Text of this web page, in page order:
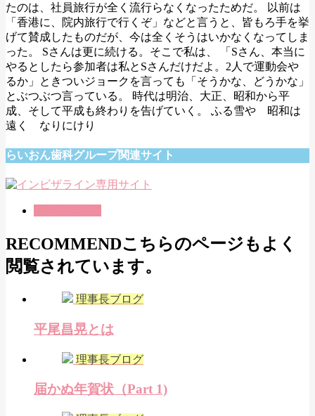
たのは、社員旅行が全く流行らなくなったためだ。 以前は
「香港に、院内旅行で行くぞ」などと言うと、皆もろ手を挙
げて賛成したものだが、今は全くそうはいかなくなってしま
った。 Sさんは更に続ける。そこで私は、 「Sさん、本当に
やるとしたら参加者は私とSさんだけだよ。2人で運動会や
るか」ときついジョークを言っても「そうかな、どうかな」
とぶつぶつ言っている。 時代は明治、大正、昭和から平
成、そして平成も終わりを告げていく。 ふる雪や 昭和は
遠く なりにけり
らいおん歯科グループ関連サイト
RECOMMENDこちらのページもよく
閲覧されています。
理事長ブログ
平尾昌晃とは
理事長ブログ
届かぬ年賀状（Part 1)